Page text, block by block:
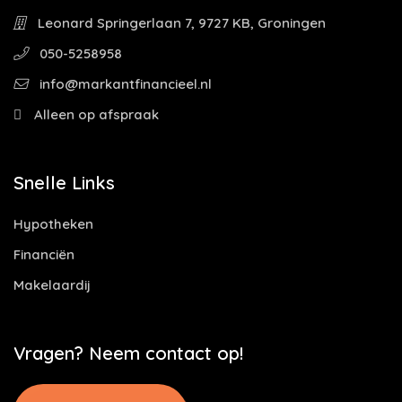
Leonard Springerlaan 7, 9727 KB, Groningen
050-5258958
info@markantfinancieel.nl
Alleen op afspraak
Snelle Links
Hypotheken
Financiën
Makelaardij
Vragen? Neem contact op!